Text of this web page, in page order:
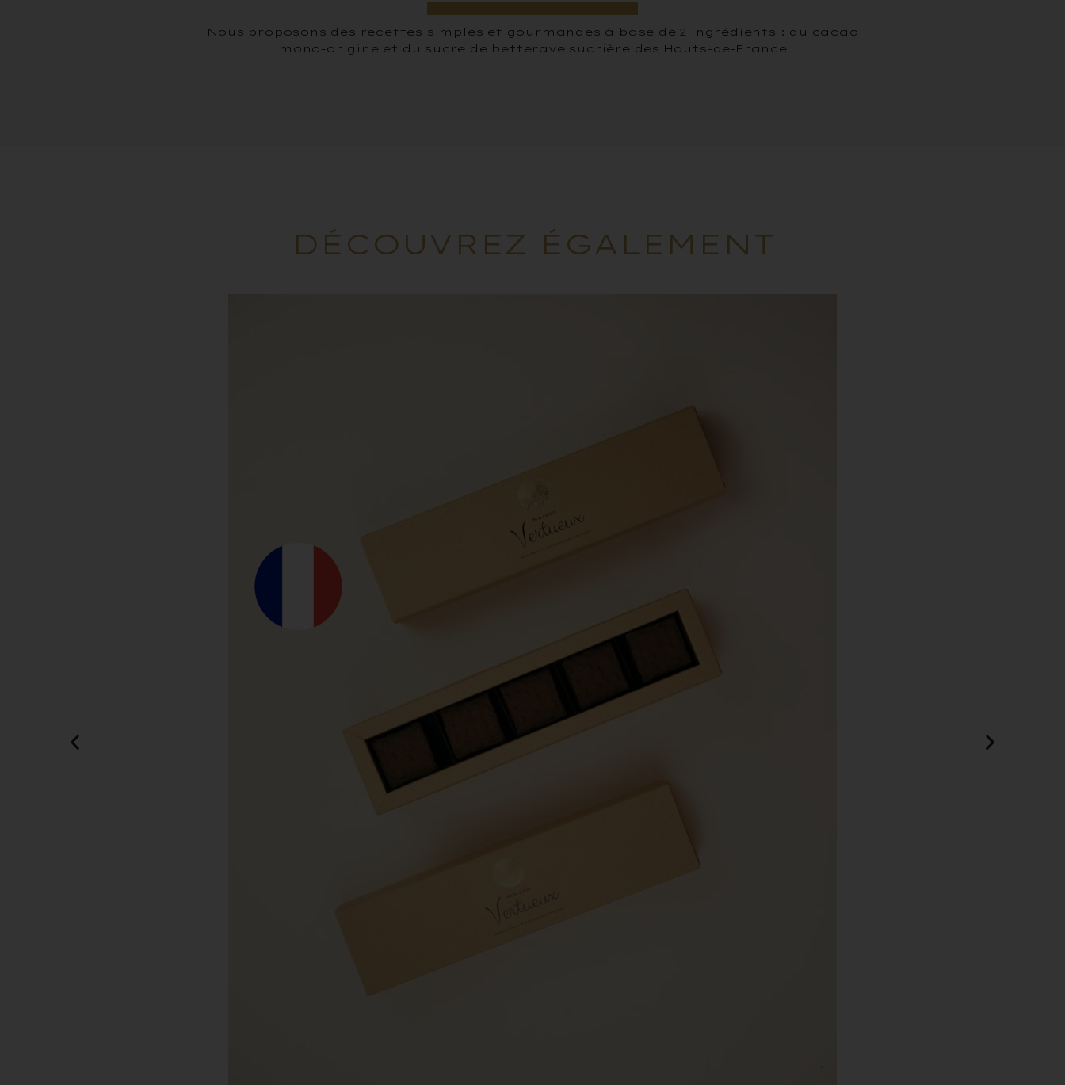
Nous proposons des recettes simples et gourmandes à base de 2 ingrédients : du cacao
mono-origine et du sucre de betterave sucrière des Hauts-de-France
DÉCOUVREZ ÉGALEMENT